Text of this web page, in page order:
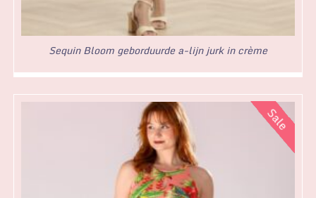
Sequin Bloom geborduurde a-lijn jurk in crème